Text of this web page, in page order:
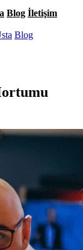
Blog İletişim
Blog